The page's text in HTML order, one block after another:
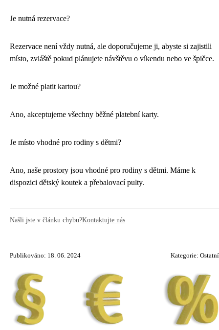
Je nutná rezervace?
Rezervace není vždy nutná, ale doporučujeme ji, abyste si zajistili
místo, zvláště pokud plánujete návštěvu o víkendu nebo ve špičce.
Je možné platit kartou?
Ano, akceptujeme všechny běžné platební karty.
Je místo vhodné pro rodiny s dětmi?
Ano, naše prostory jsou vhodné pro rodiny s dětmi. Máme k
dispozici dětský koutek a přebalovací pulty.
Našli jste v článku chybu?Kontaktujte nás
Publikováno: 18. 06. 2024 Kategorie: Ostatní